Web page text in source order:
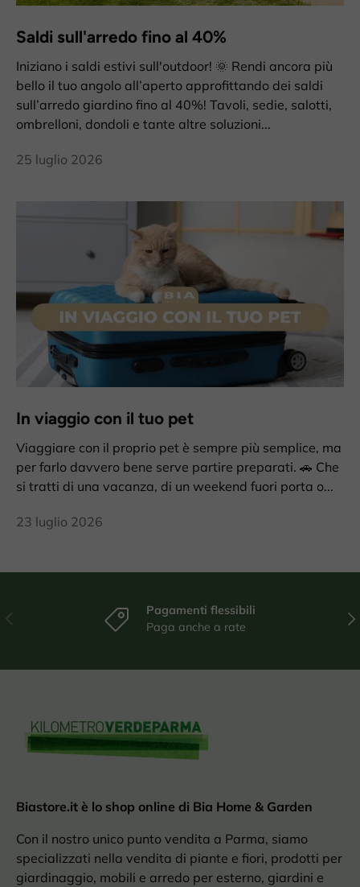
Saldi sull'arredo fino al 40%
Iniziano i saldi estivi sull'outdoor! 🌞 Rendi ancora più
bello il tuo angolo all’aperto approfittando dei saldi
sull’arredo giardino fino al 40%! Tavoli, sedie, salotti,
ombrelloni, dondoli e tante altre soluzioni...
25 luglio 2026
In viaggio con il tuo pet
Viaggiare con il proprio pet è sempre più semplice, ma
per farlo davvero bene serve partire preparati. 🚗 Che
si tratti di una vacanza, di un weekend fuori porta o...
23 luglio 2026
Indietro
Pagamenti flessibili
Paga anche a rate
Biastore.it è lo shop online di Bia Home & Garden
Con il nostro unico punto vendita a Parma, siamo
specializzati nella vendita di piante e fiori, prodotti per
giardinaggio, mobili e arredo per esterno, giardini e